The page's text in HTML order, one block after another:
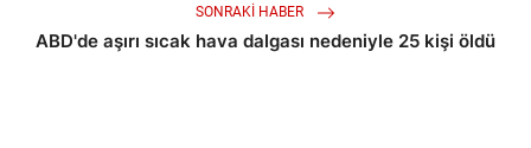
SONRAKI HABER
ABD'de aşırı sıcak hava dalgası nedeniyle 25 kişi öldü